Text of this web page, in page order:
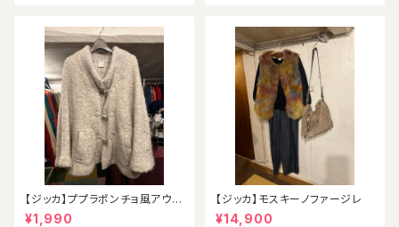
【ジッカ】ププラポンチョ風アウタ
ー
¥1,990
【ジッカ】モスキーノファージレ
¥14,900